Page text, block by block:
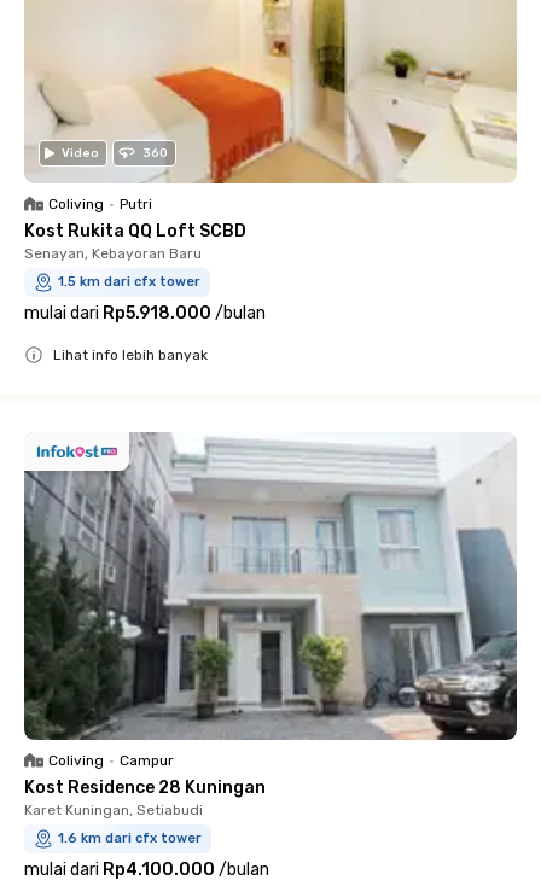
Video 360
Coliving • Putri
Kost Rukita QQ Loft SCBD
Senayan, Kebayoran Baru
1.5 km dari cfx tower
mulai dari Rp5.918.000 /bulan
Lihat info lebih banyak
Coliving • Campur
Kost Residence 28 Kuningan
Karet Kuningan, Setiabudi
1.6 km dari cfx tower
mulai dari Rp4.100.000 /bulan